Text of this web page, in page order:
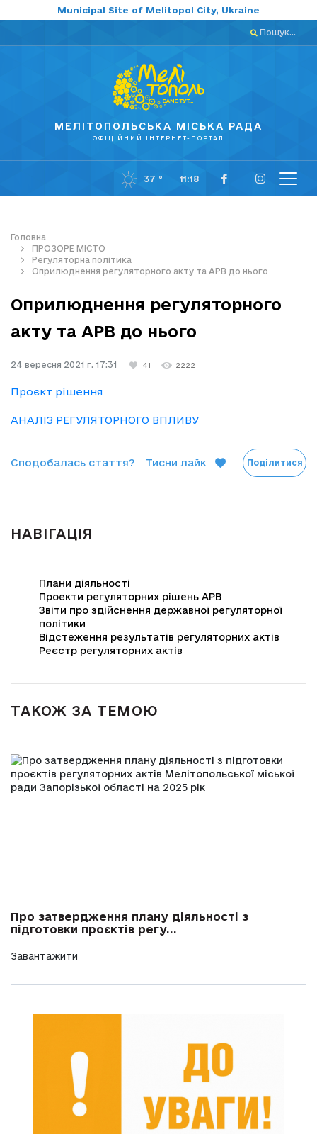
Municipal Site of Melitopol City, Ukraine
Пошук...
МЕЛІТОПОЛЬСЬКА МІСЬКА РАДА
ОФІЦІЙНИЙ ІНТЕРНЕТ-ПОРТАЛ
37 ° 11:18
Головна
ПРОЗОРЕ МІСТО
Регуляторна політика
Оприлюднення регуляторного акту та АРВ до нього
Оприлюднення регуляторного
акту та АРВ до нього
24 вересня 2021 г. 17:31 41 2222
Проєкт рішення
АНАЛІЗ РЕГУЛЯТОРНОГО ВПЛИВУ
Сподобалась стаття? Тисни лайк Поділитися
НАВІГАЦІЯ
Плани діяльності
Проекти регуляторних рішень АРВ
Звіти про здійснення державної регуляторної
політики
Відстеження результатів регуляторних актів
Реєстр регуляторних актів
ТАКОЖ ЗА ТЕМОЮ
Про затвердження плану діяльності з
підготовки проєктів регу...
Завантажити